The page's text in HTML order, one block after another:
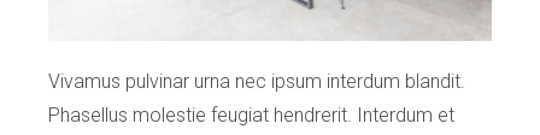
Vivamus pulvinar urna nec ipsum interdum blandit.
Phasellus molestie feugiat hendrerit. Interdum et